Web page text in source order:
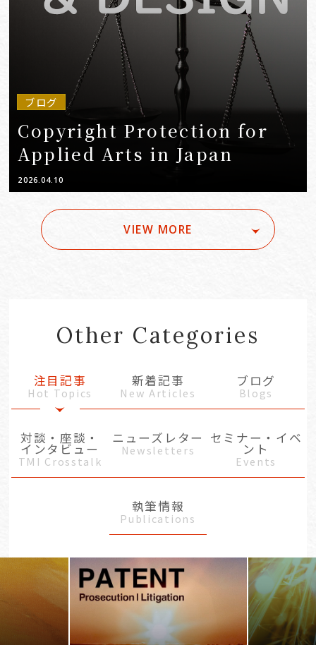
ブログ
Copyright Protection for
Applied Arts in Japan
2026.04.10
VIEW MORE
Other Categories
注目記事
Hot Topics
新着記事
New Articles
ブログ
Blogs
対談・座談・
インタビュー
TMI Crosstalk
ニューズレター
Newsletters
セミナー・イベ
ント
Events
執筆情報
Publications